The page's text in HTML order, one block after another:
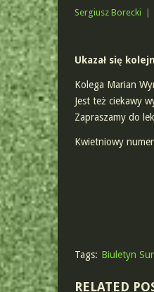
Sergiusz Borecki
Ukazał się
Kolega Marian
Jest też ciekawy
Zapraszamy do
Kwietniowy
Tags: Biuletyn
RELATED